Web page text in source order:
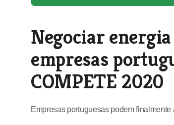
Negociar
empresas
COMPETE 2020
Empresas portuguesas podem